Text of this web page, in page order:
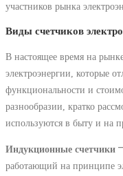
участников рынка
Виды счетчиков
В настоящее время на
электроэнергии, которые
функциональности и
разнообразии, кратко
используются в быту и на
Индукционные счетчики
работающий на принципе